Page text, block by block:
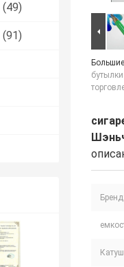
(49)
(91)
Бренд: